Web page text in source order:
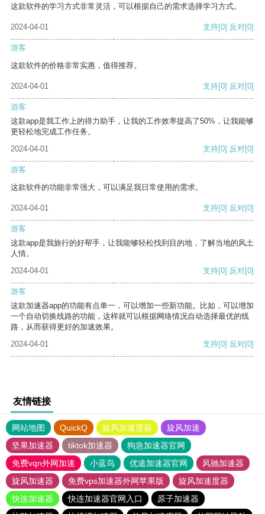
这款软件的学习方式非常灵活，可以根据自己的需求选择学习方式。
2024-04-01 支持[0] 反对[0]
游客
这款软件的价格非常实惠，值得推荐。
2024-04-01 支持[0] 反对[0]
游客
这款app是我工作上的得力助手，让我的工作效率提高了50%，让我能够
更轻松地完成工作任务。
2024-04-01
支持[0] 反对[0]
游客
这款软件的功能非常强大，可以满足我日常使用的需求。
2024-04-01 支持[0] 反对[0]
游客
这款app是我旅行的好帮手，让我能够轻松找到目的地，了解当地的风土
人情。
2024-04-01
支持[0] 反对[0]
游客
这款加速器app的功能有点单一，可以增加一些新功能。比如，可以增加
一个自动切换线路的功能，这样就可以根据网络情况自动选择最优的线
路，从而获得更好的加速效果。
2024-04-01
支持[0] 反对[0]
友情链接
网站地图 QuickQ 旋风加速度器
旋风加速
坚果加速器
tiktok加速器
狗急加速器官网
免费vqn外网加速
小蓝鸟 优途加速器官网
风驰加速器
旋风加速器
免费vps加速器外网苹果版
旋风加速度器
快连加速器
快连加速器官网入口
原子加速器